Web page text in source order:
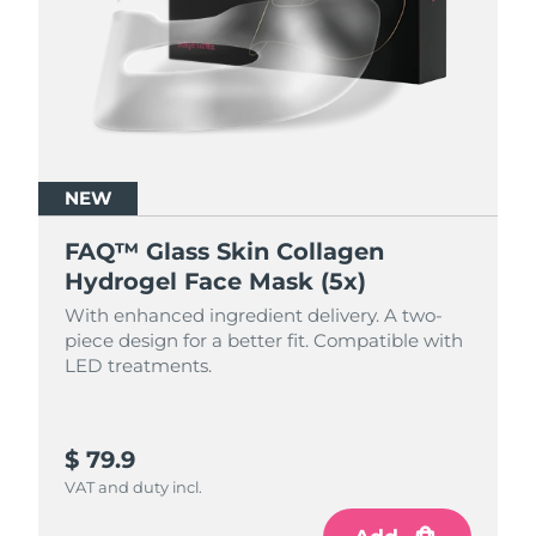
NEW
FAQ™ Glass Skin Collagen
Hydrogel Face Mask (5x)
With enhanced ingredient delivery. A two-
piece design for a better fit. Compatible with
LED treatments.
$ 79.9
VAT and duty incl.
Luxemburgo Entrega prevista
Macau, RAE da
Entrega prevista
Malta Entrega prevista8/10/26
México Entrega prevista
Mônaco Entrega prevista 8/11/26
Nova Zelândia
Noruega